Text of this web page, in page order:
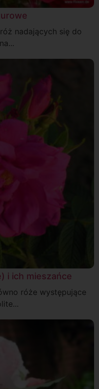
nadających się do
i ich mieszańce
róże występujące